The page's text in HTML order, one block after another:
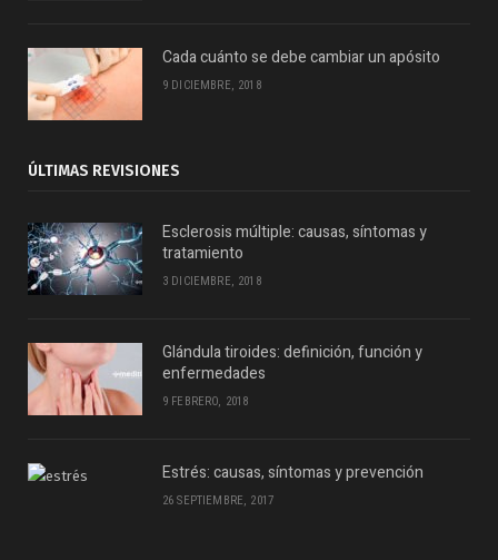
Cada cuánto se debe cambiar un apósito
9 DICIEMBRE, 2018
ÚLTIMAS REVISIONES
Esclerosis múltiple: causas, síntomas y
tratamiento
3 DICIEMBRE, 2018
Glándula tiroides: definición, función y
enfermedades
9 FEBRERO, 2018
Estrés: causas, síntomas y prevención
26 SEPTIEMBRE, 2017